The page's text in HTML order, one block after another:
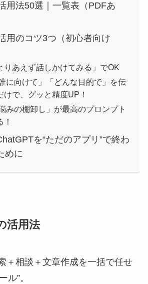
用法50選｜一覧表（PDFあ
用のコツ3つ（初心者向け
あえず話しかけてみる」でOK
に向けて」「どんな目的で」を伝
けで、グッと精度UP！
みの棚卸し」が最高のプロンプト
！
を“ただのアプリ”で終わ
めに
活用法
＋相談＋文章作成を一括で任せ
ル”。